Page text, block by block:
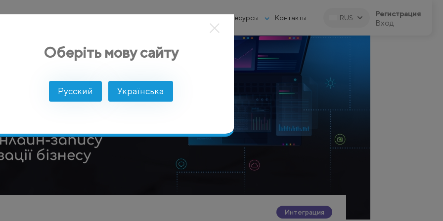
Ресурсы Контакты RUS Регистрация
Вход
Интеграция
Оберіть мову сайту
Русский Українська